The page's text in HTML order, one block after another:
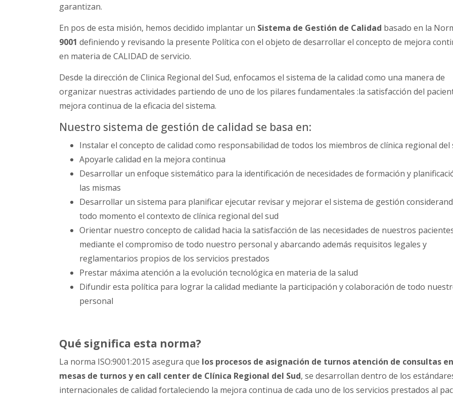
garantizan.
En pos de esta misión, hemos decidido implantar un Sistema de Gestión de Calidad basado en la
9001 definiendo y revisando la presente Política con el objeto de desarrollar el concepto de mejora
en materia de CALIDAD de servicio.
Desde la dirección de Clinica Regional del Sud, enfocamos el sistema de la calidad como una manera de
organizar nuestras actividades partiendo de uno de los pilares fundamentales :la satisfacción del
mejora continua de la eficacia del sistema.
Nuestro sistema de gestión de calidad se basa en:
Instalar el concepto de calidad como responsabilidad de todos los miembros de clínica regional del
Apoyarle calidad en la mejora continua
Desarrollar un enfoque sistemático para la identificación de necesidades de formación y
las mismas
Desarrollar un sistema para planificar ejecutar revisar y mejorar el sistema de gestión
todo momento el contexto de clínica regional del sud
Orientar nuestro concepto de calidad hacia la satisfacción de las necesidades de nuestros
mediante el compromiso de todo nuestro personal y abarcando además requisitos legales y
reglamentarios propios de los servicios prestados
Prestar máxima atención a la evolución tecnológica en materia de la salud
Difundir esta política para lograr la calidad mediante la participación y colaboración de todo
personal
Qué significa esta norma?
La norma ISO:9001:2015 asegura que los procesos de asignación de turnos atención de consultas en
mesas de turnos y en call center de Clínica Regional del Sud, se desarrollan dentro de los
internacionales de calidad fortaleciendo la mejora continua de cada uno de los servicios prestados al